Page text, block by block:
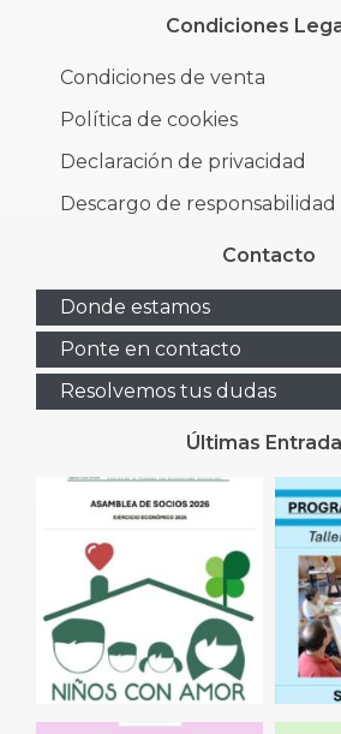
Condiciones
Condiciones de venta
Política de cookies
Declaración de privacidad
Descargo de responsabilidad
Contacto
Donde estamos
Ponte en contacto
Resolvemos tus dudas
Últimas